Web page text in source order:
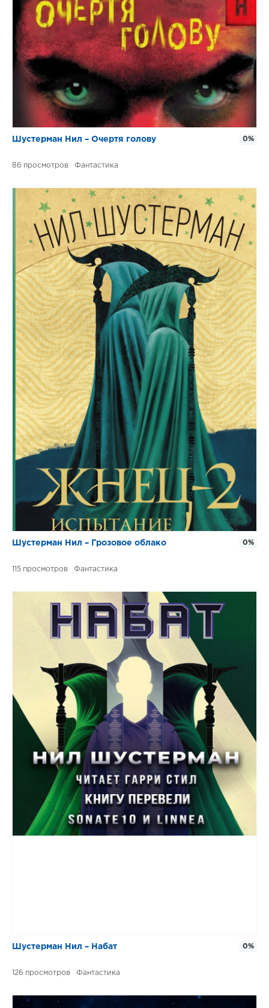
Шустерман Нил – Очертя голову
86 Фантастика
0%
Шустерман Нил – Грозовое облако
115 Фантастика
0%
Шустерман Нил – Набат
126 Фантастика
0%